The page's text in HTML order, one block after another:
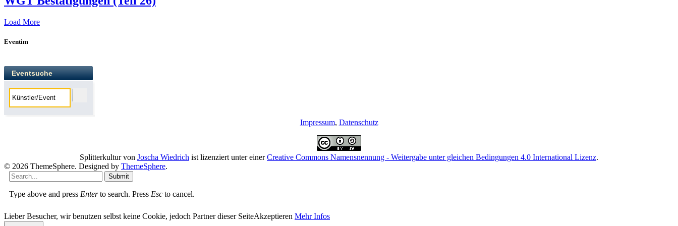
Load More
Eventim
Eventsuche
Impressum, Datenschutz
Splitterkulturvon Joscha Wiedrich ist lizenziert unter einerCreative Commons Namensnennung - Weitergabe unter gleichen Bedingungen 4.0 International Lizenz.
© 2026 ThemeSphere. Designed by ThemeSphere.
Submit
Type above and press Enterto search. Press Esc to cancel.
Lieber Besucher, wir benutzen selbst keine Cookie, jedoch Partner dieser SeiteAkzeptieren Mehr Infos